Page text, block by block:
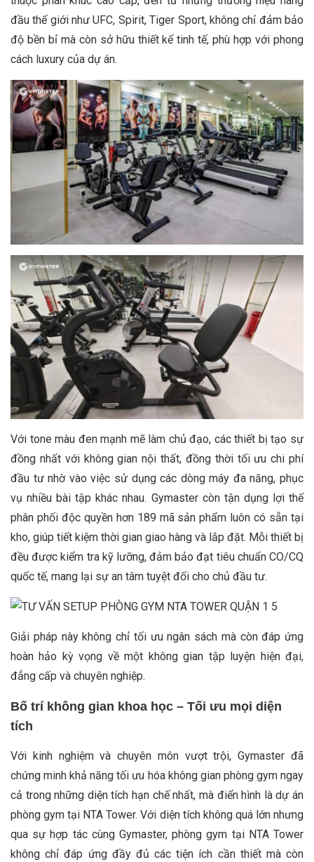
đầu thế giới như UFC, Spirit, Tiger Sport, không chỉ đảm bảo
độ bền bỉ mà còn sở hữu thiết kế tinh tế, phù hợp với phong
cách luxury của dự án.
Với tone màu đen mạnh mẽ làm chủ đạo, các thiết bị tạo sự
đồng nhất với không gian nội thất, đồng thời tối ưu chi phí
đầu tư nhờ vào việc sử dụng các dòng máy đa năng, phục
vụ nhiều bài tập khác nhau. Gymaster còn tận dụng lợi thế
phân phối độc quyền hơn 189 mã sản phẩm luôn có sẵn tại
kho, giúp tiết kiệm thời gian giao hàng và lắp đặt. Mỗi thiết bị
đều được kiểm tra kỹ lưỡng, đảm bảo đạt tiêu chuẩn CO/CQ
quốc tế, mang lại sự an tâm tuyệt đối cho chủ đầu tư.
Giải pháp này không chỉ tối ưu ngân sách mà còn đáp ứng
hoàn hảo kỳ vọng về một không gian tập luyện hiện đại,
đẳng cấp và chuyên nghiệp.
Bố trí không gian khoa học – Tối ưu mọi diện
tích
Với kinh nghiệm và chuyên môn vượt trội, Gymaster đã
chứng minh khả năng tối ưu hóa không gian phòng gym ngay
cả trong những diện tích hạn chế nhất, mà điển hình là dự án
phòng gym tại NTA Tower. Với diện tích không quá lớn nhưng
qua sự hợp tác cùng Gymaster, phòng gym tại NTA Tower
không chỉ đáp ứng đầy đủ các tiện ích cần thiết mà còn